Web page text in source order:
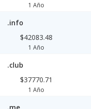
1 Año
.info
$42083.48
1 Año
.club
$37770.71
1 Año